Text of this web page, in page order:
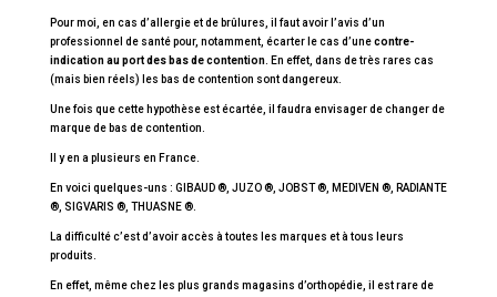
Pour moi, en cas d’allergie et de brûlures, il faut avoir l’avis d’un
professionnel de santé pour, notamment, écarter le cas d’unecontre-
indication au port des bas de contention. En effet, dans de très rares cas
(mais bien réels) les bas de contention sont dangereux.
Une fois que cette hypothèse est écartée, il faudra envisager de changer de
marque de bas de contention.
Il y en a plusieurs en France.
En voici quelques-uns : GIBAUD ®, JUZO ®, JOBST ®, MEDIVEN ®, RADIANTE
®, SIGVARIS ®, THUASNE ®.
La difficulté c’est d’avoir accès à toutes les marques et à tous leurs
produits.
En effet, même chez les plus grands magasins d’orthopédie, il est rare de